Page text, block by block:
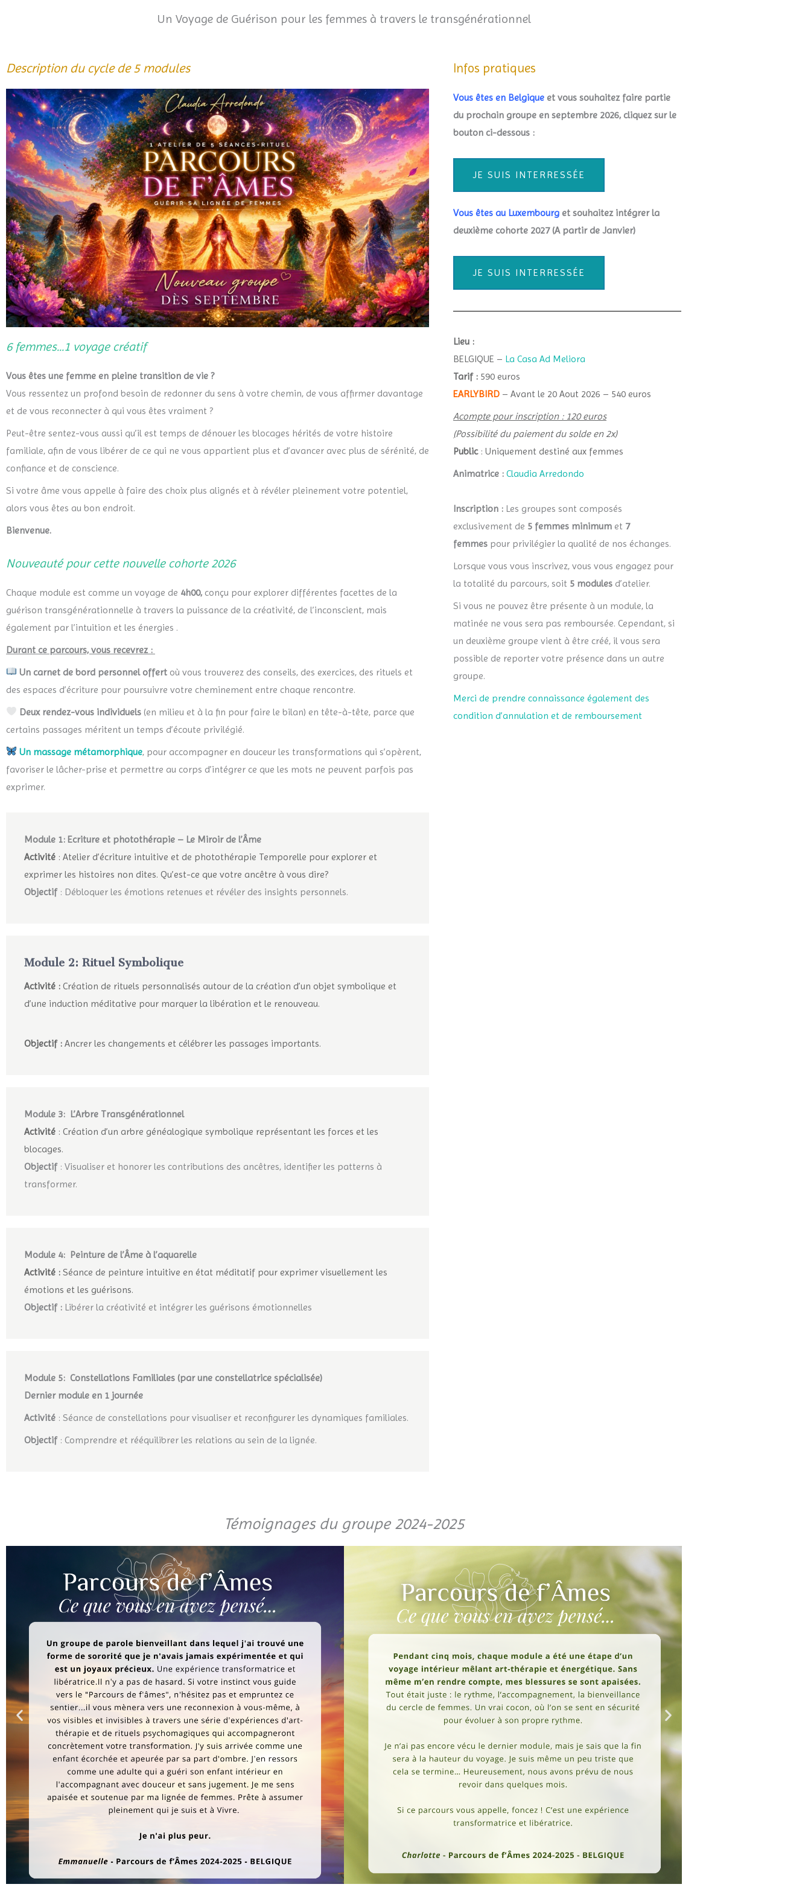
Un Voyage de Guérison pour les femmes à travers le transgénérationnel
Description du cycle de 5 modules
6 femmes...1 voyage créatif
Vous êtes une femme en pleine transition de vie ?
Vous ressentez un profond besoin de redonner du sens à votre chemin, de vous affirmer davantage
et de vous reconnecter à qui vous êtes vraiment ?
Peut-être sentez-vous aussi qu’il est temps de dénouer les blocages hérités de votre histoire
familiale, afin de vous libérer de ce qui ne vous appartient plus et d’avancer avec plus de sérénité, de
confiance et de conscience.
Si votre âme vous appelle à faire des choix plus alignés et à révéler pleinement votre potentiel,
alors vous êtes au bon endroit.
Bienvenue.
Nouveauté pour cette nouvelle cohorte 2026
Chaque module est comme un voyage de 4h00, conçu pour explorer différentes facettes de la
guérison transgénérationnelle à travers la puissance de la créativité, de l’inconscient, mais
également par l’intuition et les énergies .
Durant ce parcours, vous recevrez :
Un carnet de bord personnel offert où vous trouverez des conseils, des exercices, des rituels et
des espaces d’écriture pour poursuivre votre cheminement entre chaque rencontre.
Deux rendez-vous individuels (en milieu et à la fin pour faire le bilan) en tête-à-tête, parce que
certains passages méritent un temps d’écoute privilégié.
Un massage métamorphique, pour accompagner en douceur les transformations qui s’opèrent,
favoriser le lâcher-prise et permettre au corps d’intégrer ce que les mots ne peuvent parfois pas
exprimer.
Module 1: Ecriture et photothérapie – Le Miroir de l’Âme
Activité : Atelier d’écriture intuitive et de photothérapie Temporelle pour explorer et
exprimer les histoires non dites. Qu’est-ce que votre ancêtre à vous dire?
Objectif : Débloquer les émotions retenues et révéler des insights personnels.
Module 2: Rituel Symbolique
Activité : Création de rituels personnalisés autour de la création d’un objet symbolique et
d’une induction méditative pour marquer la libération et le renouveau.
Objectif : Ancrer les changements et célébrer les passages importants.
Module 3: L’Arbre Transgénérationnel
Activité : Création d’un arbre généalogique symbolique représentant les forces et les
blocages.
Objectif : Visualiser et honorer les contributions des ancêtres, identifier les patterns à
transformer.
Module 4: Peinture de l’Âme à l’aquarelle
Activité : Séance de peinture intuitive en état méditatif pour exprimer visuellement les
émotions et les guérisons.
Objectif : Libérer la créativité et intégrer les guérisons émotionnelles
Module 5: Constellations Familiales (par une constellatrice spécialisée)
Dernier module en 1 journée
Activité : Séance de constellations pour visualiser et reconfigurer les dynamiques familiales.
Objectif : Comprendre et rééquilibrer les relations au sein de la lignée.
Infos pratiques
Vous êtes en Belgique et vous souhaitez faire partie
du prochain groupe en septembre 2026, cliquez sur le
bouton ci-dessous :
JE SUIS INTERRESSÉE
Vous êtes au Luxembourg et souhaitez intégrer la
deuxième cohorte 2027 (A partir de Janvier)
JE SUIS INTERRESSÉE
Lieu :
BELGIQUE – La Casa Ad Meliora
Tarif : 590 euros
EARLYBIRD – Avant le 20 Aout 2026 – 540 euros
Acompte pour inscription : 120 euros
(Possibilité du paiement du solde en 2x)
Public: Uniquement destiné aux femmes
Animatrice : Claudia Arredondo
Inscription : Les groupes sont composés
exclusivement de 5 femmes minimum et 7
femmes pour privilégier la qualité de nos échanges.
Lorsque vous vous inscrivez, vous vous engagez pour
la totalité du parcours, soit 5 modules d’atelier.
Si vous ne pouvez être présente à un module, la
matinée ne vous sera pas remboursée. Cependant, si
un deuxième groupe vient à être créé, il vous sera
possible de reporter votre présence dans un autre
groupe.
Merci de prendre connaissance également des
condition d’annulation et de remboursement
Témoignages du groupe 2024-2025